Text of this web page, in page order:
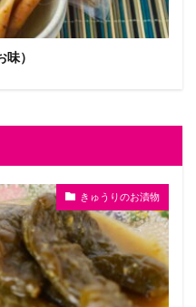
）
きゅうりのお漬物